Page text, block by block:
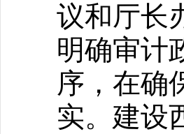
议和厅长
明确审计
序，在确
实。建设